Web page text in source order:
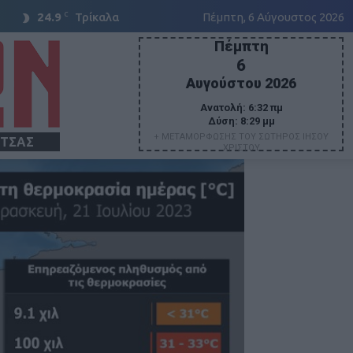
24.9 C Τρίκαλα Πέμπτη, 6 Αύγουστος 2026
Πέμπτη
6
Αυγούστου 2026
Ανατολή: 6:32 πμ
Δύση: 8:29 μμ
+ ΜΕΤΑΜΟΡΦΩΣΗΣ ΤΟΥ ΣΩΤΗΡΟΣ ΙΗΣΟΥ
ΧΡΙΣΤΟΥ